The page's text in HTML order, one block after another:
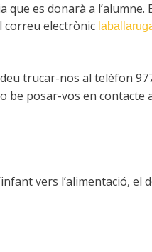
que es donarà a
correu electrònic
trucar-nos al telèfon
be posar-vos en
vers l’alimentació,